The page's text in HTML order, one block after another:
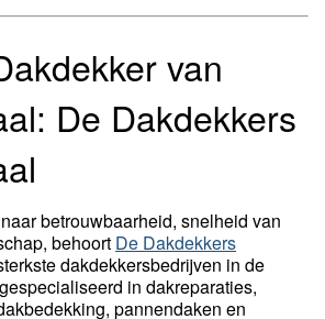
van
De Dakdekkers
betrouwbaarheid, snelheid van
behoort De Dakdekkers
dakdekkersbedrijven in de
in dakreparaties,
pannendaken en